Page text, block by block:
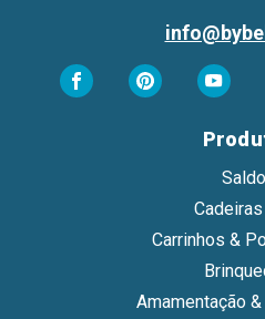
Carrinhos &
Amamentação